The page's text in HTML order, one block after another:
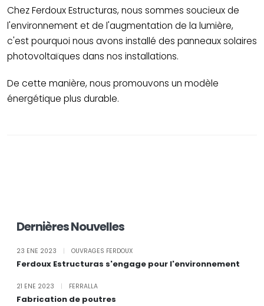
Chez Ferdoux Estructuras, nous sommes soucieux de
l'environnement et de l'augmentation de la lumière,
c'est pourquoi nous avons installé des panneaux solaires
photovoltaïques dans nos installations.
De cette manière, nous promouvons un modèle
énergétique plus durable.
Dernières Nouvelles
23 ENE 2023 OUVRAGES FERDOUX
Ferdoux Estructuras s'engage pour l'environnement
21 ENE 2023 FERRALLA
Fabrication de poutres